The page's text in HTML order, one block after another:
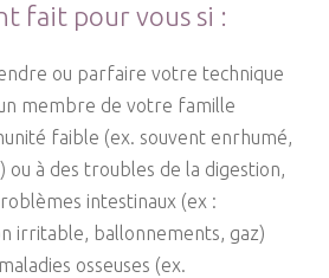
fait pour vous si :
ou parfaire votre technique
membre de votre famille
faible (ex. souvent enrhumé,
ou à des troubles de la digestion,
intestinaux (ex :
irritable, ballonnements, gaz)
osseuses (ex.